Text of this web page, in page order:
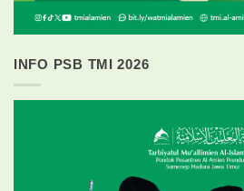
INFO PSB TMI 2026